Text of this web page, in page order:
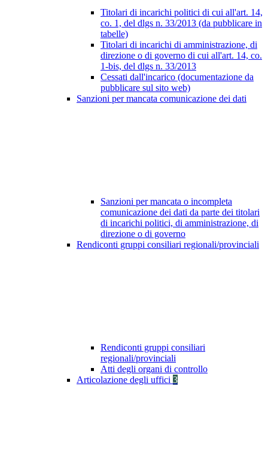
Titolari di incarichi politici di cui all'art. 14,
co. 1, del dlgs n. 33/2013 (da pubblicare in
tabelle)
Titolari di incarichi di amministrazione, di
direzione o di governo di cui all'art. 14, co.
1-bis, del dlgs n. 33/2013
Cessati dall'incarico (documentazione da
pubblicare sul sito web)
Sanzioni per mancata comunicazione dei dati
Sanzioni per mancata o incompleta
comunicazione dei dati da parte dei titolari
di incarichi politici, di amministrazione, di
direzione o di governo
Rendiconti gruppi consiliari regionali/provinciali
Rendiconti gruppi consiliari
regionali/provinciali
Atti degli organi di controllo
Articolazione degli uffici 3